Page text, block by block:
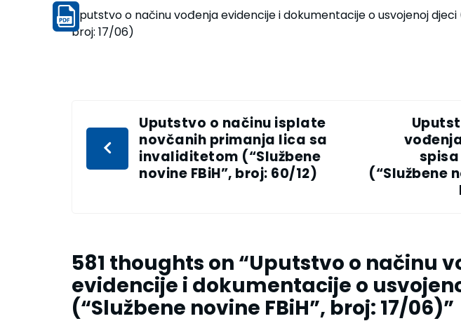
Uputstvo o načinu vođenja evidencije i dokumentacije o usvojenoj djeci
broj: 17/06)
Uputstvo o načinu isplate
novčanih primanja lica sa
invaliditetom (“Službene
novine FBiH”, broj: 60/12)
(“Službene
581 thoughts on “Uputstvo o načinu
evidencije i dokumentacije o
(“Službene novine FBiH”, broj: 17/06)”